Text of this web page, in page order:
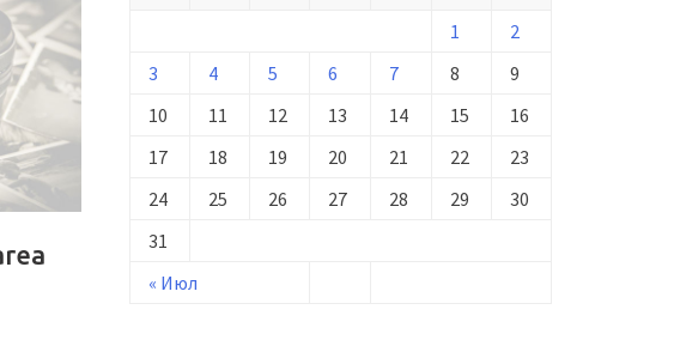
« Июл
1
2
3
4 5 6 7 8
9
10
11 12 13 14 15
16
17
18 19 20 21 22
23
24
25 26 27 28 29
30
31